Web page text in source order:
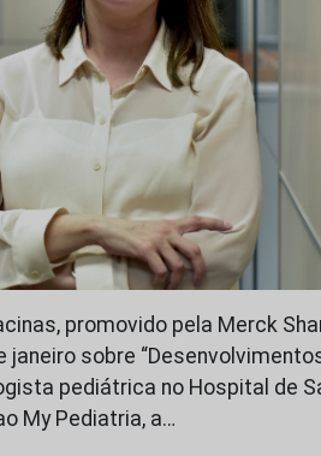
promovido pela Merck
janeiro sobre
pediátrica no Hospital de
My Pediatria, a…